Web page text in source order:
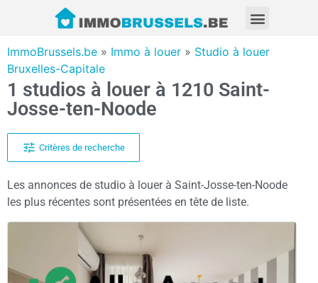
ImmoBrussels.be » Immo à louer » Studio à louer
Bruxelles-Capitale
1 studios à louer à 1210 Saint-
Josse-ten-Noode
Critères de recherche
Les annonces de studio à louer à Saint-Josse-ten-Noode
les plus récentes sont présentées en tête de liste.